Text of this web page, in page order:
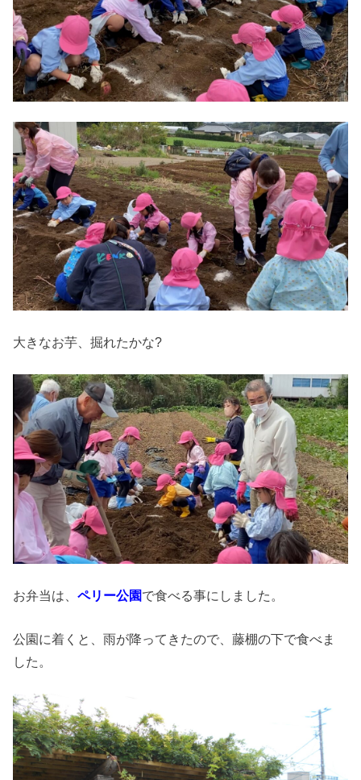
大きなお芋、掘れたかな?
お弁当は、ペリー公園で食べる事にしました。
公園に着くと、雨が降ってきたので、藤棚の下で食べま
した。